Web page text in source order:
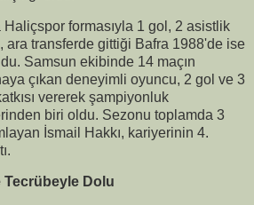
Haliçspor formasıyla 1 gol, 2 asistlik
ara transferde gittiği Bafra 1988'de ise
Samsun ekibinde 14 maçın
çıkan deneyimli oyuncu, 2 gol ve 3
vererek şampiyonluk
biri oldu. Sezonu toplamda 3
İsmail Hakkı, kariyerinin 4.
Tecrübeyle Dolu